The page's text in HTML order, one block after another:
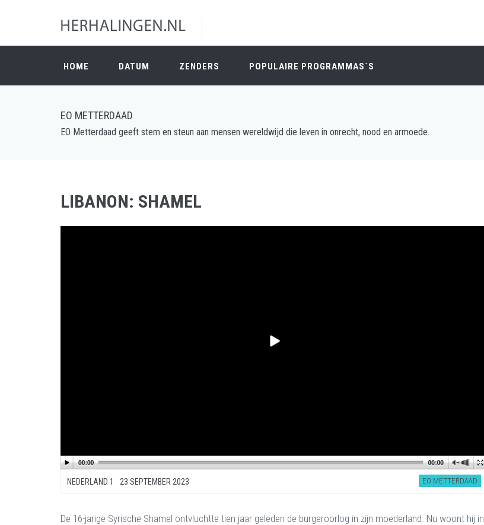
HOME DATUM ZENDERS POPULAIRE PROGRAMMAS´S
EO METTERDAAD
EO Metterdaad geeft stem en steun aan mensen wereldwijd die leven in onrecht, nood en armoede.
LIBANON: SHAMEL
NEDERLAND 1 23 SEPTEMBER 2023 EO METTERDAAD
De 16-jarige Syrische Shamel ontvluchtte tien jaar geleden de burgeroorlog in zijn moederland. Nu woont hij in